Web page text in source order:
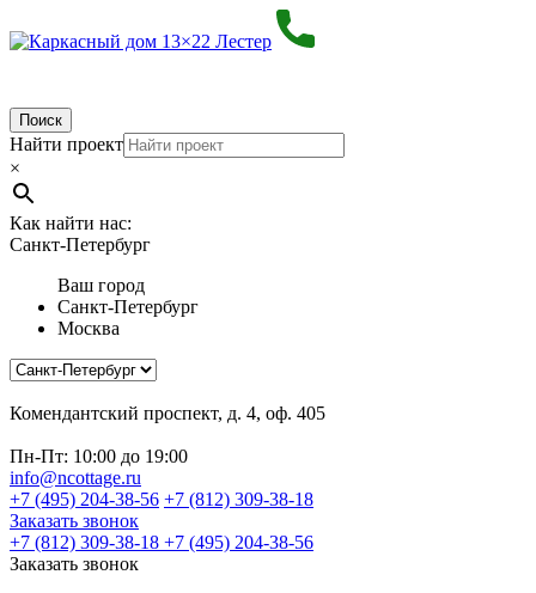
Поиск
Найти проект
×
Как найти нас:
Санкт-Петербург
Ваш город
Санкт-Петербург
Москва
Комендантский проспект, д. 4, оф. 405
Пн-Пт: 10:00 до 19:00
info@ncottage.ru
+7 (495) 204-38-56 +7 (812) 309-38-18
Заказать звонок
+7 (812) 309-38-18 +7 (495) 204-38-56
Заказать звонок